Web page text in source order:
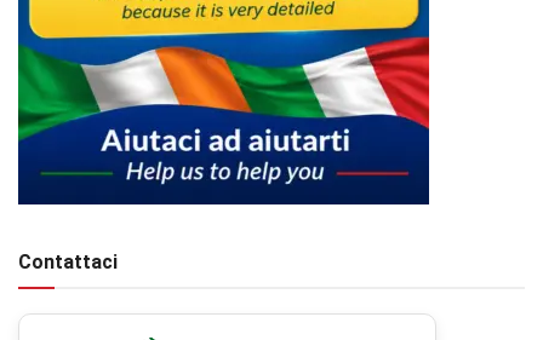
Contattaci